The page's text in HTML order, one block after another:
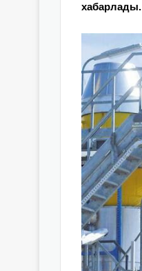
хабарлады.